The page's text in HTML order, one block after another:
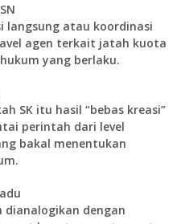
langsung atau koordinasi
agen terkait jatah kuota
yang berlaku.
SK itu hasil “bebas kreasi”
perintah dari level
bakal menentukan
dianalogikan dengan